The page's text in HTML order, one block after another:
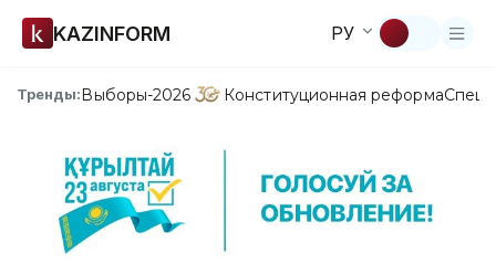
KAZINFORM РУ
Тренды:Выборы-2026 Конституционная реформа